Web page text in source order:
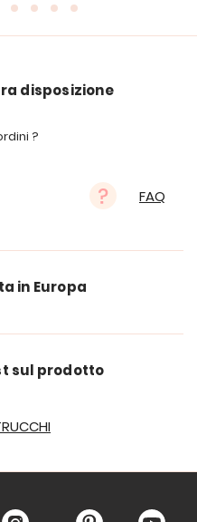
disposizione
?
FAQ
in Europa
sul prodotto